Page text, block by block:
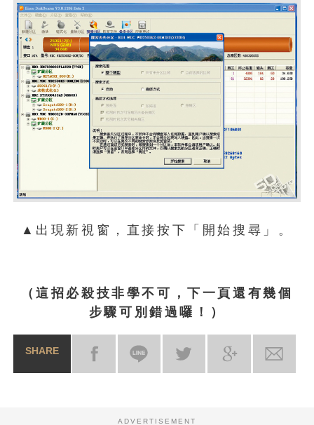
▲出現新視窗，直接按下「開始搜尋」。
（這招必殺技非學不可，下一頁還有幾個
步驟可別錯過囉！）
SHARE
ADVERTISEMENT